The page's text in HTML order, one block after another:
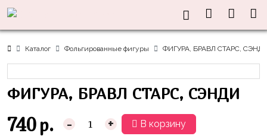
Каталог Фольгированные фигуры ФИГУРА, БРАВЛ СТАРС,
ФИГУРА, БРАВЛ СТАРС, СЭНДИ
740 р. - + В корзину
консультация?
Акции
Каталог
Латексные
шары
без
рисунка
Праздники
8
марта
23
февраля,
Тематики
Оранжевая
Корова
Маша
и
Информация
О нас
Доставка
и оплата
Скидки